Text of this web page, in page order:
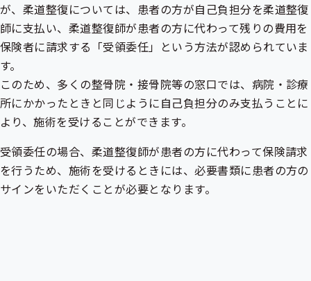
が、柔道整復については、患者の方が自己負担分を柔道整復
師に支払い、柔道整復師が患者の方に代わって残りの費用を
保険者に請求する「受領委任」という方法が認められていま
す。
このため、多くの整骨院・接骨院等の窓口では、病院・診療
所にかかったときと同じように自己負担分のみ支払うことに
より、施術を受けることができます。
受領委任の場合、柔道整復師が患者の方に代わって保険請求
を行うため、施術を受けるときには、必要書類に患者の方の
サインをいただくことが必要となります。